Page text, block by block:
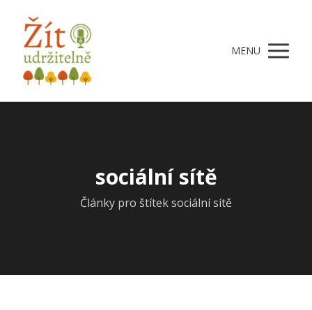
MENU
sociální sítě
Články pro štítek sociální sítě